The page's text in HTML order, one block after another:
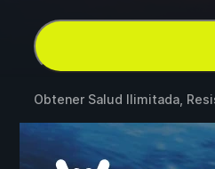
Obtener Salud Ilimitada,